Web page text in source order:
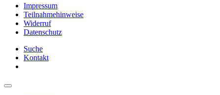
Impressum
Teilnahmehinweise
Widerruf
Datenschutz
Suche
Kontakt